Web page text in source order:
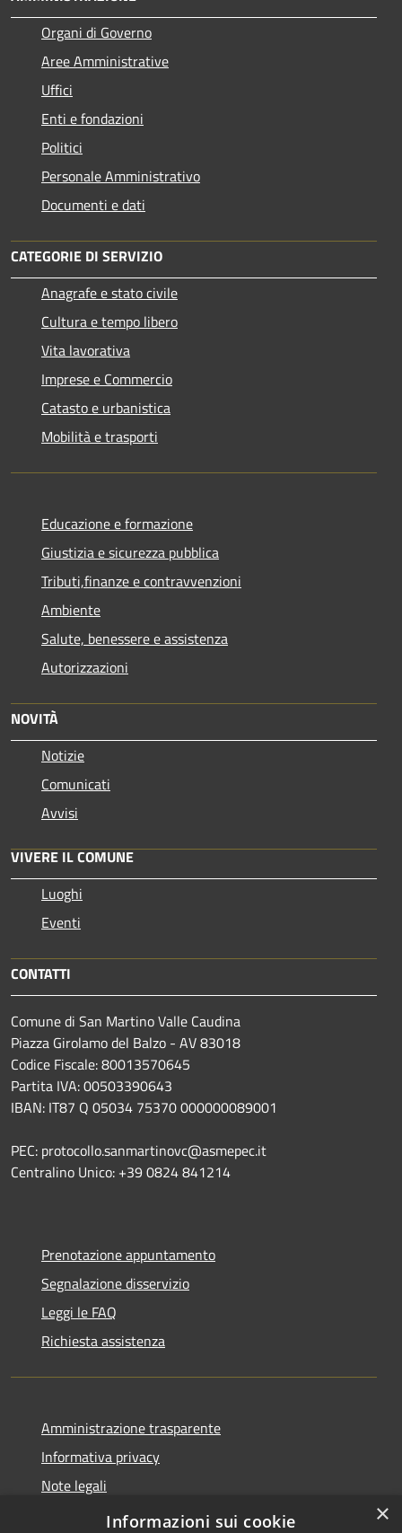
Organi di Governo
Aree Amministrative
Uffici
Enti e fondazioni
Politici
Personale Amministrativo
Documenti e dati
CATEGORIE DI SERVIZIO
Anagrafe e stato civile
Cultura e tempo libero
Vita lavorativa
Imprese e Commercio
Catasto e urbanistica
Mobilità e trasporti
Educazione e formazione
Giustizia e sicurezza pubblica
Tributi,finanze e contravvenzioni
Ambiente
Salute, benessere e assistenza
Autorizzazioni
NOVITÀ
Notizie
Comunicati
Avvisi
VIVERE IL COMUNE
Luoghi
Eventi
CONTATTI
Comune di San Martino Valle Caudina
Piazza Girolamo del Balzo - AV 83018
Codice Fiscale: 80013570645
Partita IVA: 00503390643
IBAN: IT87 Q 05034 75370 000000089001
PEC: protocollo.sanmartinovc@asmepec.it
Centralino Unico: +39 0824 841214
Prenotazione appuntamento
Segnalazione disservizio
Leggi le FAQ
Richiesta assistenza
Amministrazione trasparente
Informativa privacy
Note legali
Dichiarazione di accessibilità
×
Informazioni sui cookie